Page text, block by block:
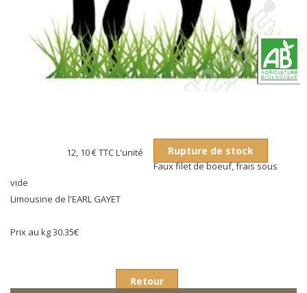
12, 10 €TTC L'unité Rupture de stock
Faux filet de boeuf, frais sous
vide
Limousine de l'EARL GAYET
Prix au kg 30.35€
Retour